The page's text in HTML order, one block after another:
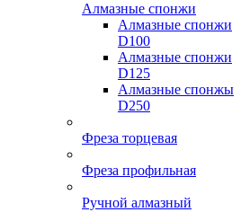
Алмазные спонжи
Алмазные спонжи
D100
Алмазные спонжи
D125
Алмазные спонжы
D250
Фреза торцевая
Фреза профильная
Ручной алмазный